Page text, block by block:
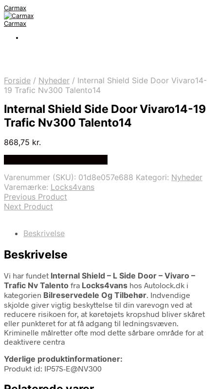
Carmax
Carmax
Forside / Nyheder / Internal Shield Side Door Vivaro14-
19 Trafic Nv300 Talento14
Internal Shield Side Door Vivaro14-19
Trafic Nv300 Talento14
868,75 kr.
Varenummer (SKU): 01d8e057e688 Kategori: Nyheder
Varemærke: Locks4vans
Previous Product
Next Product
Beskrivelse
Beskrivelse
Vi har fundet Internal Shield – L Side Door – Vivaro –
Trafic Nv Talento fra Locks4vans hos Autolock.dk i
kategorien Bilreservedele Og Tilbehør. Indvendige
skjolde giver vigtig beskyttelse til din varevogn ved at
reducere risikoen for, at køretøjets kropshud bliver skåret
eller punkteret for at få adgang til ledningsvæven.
Kriminelle målretter ofte mod dette sårbare område for at
deaktivere centra
Yderlige produktinformationer:
Produkt id: IP57S-E@NV300